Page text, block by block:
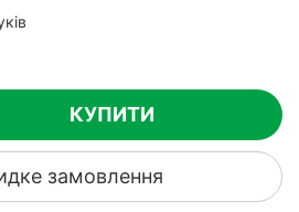
КУПИТИ
замовлення